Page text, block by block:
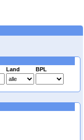
Land BPL